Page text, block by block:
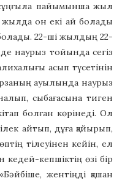
сұңғыла пайымынша жыл
жылда он екі ай болады
22-ші жылдың 22-
наурыз тойында сегіз
асып түсетінін
ауылында наурыз
сыбағасына тиген
болған көрінеді. Ол
айтып, дұға қайырып,
тілеуінен кейін, ел
кепшіктің өзі бір
жентіңді қашан